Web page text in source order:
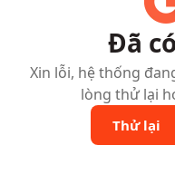
Đã
Xin lỗi, hệ thống
lòng thử lại
Thử lại